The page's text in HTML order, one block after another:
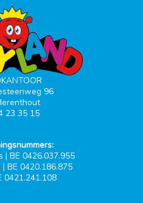
96
23 35 15
| BE 0426.037.955
BE 0420.186.875
0421.241.108